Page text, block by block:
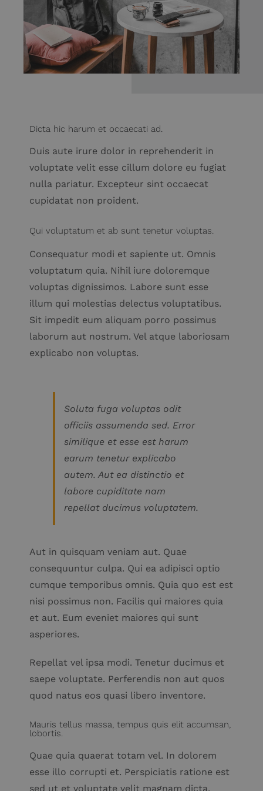
Dicta hic harum et occaecati ad.
Duis aute irure dolor in reprehenderit in
voluptate velit esse cillum dolore eu fugiat
nulla pariatur. Excepteur sint occaecat
cupidatat non proident.
Qui voluptatum et ab sunt tenetur voluptas.
Consequatur modi et sapiente ut. Omnis
voluptatum quia. Nihil iure doloremque
voluptas dignissimos. Labore sunt esse
illum qui molestias delectus voluptatibus.
Sit impedit eum aliquam porro possimus
laborum aut nostrum. Vel atque laboriosam
explicabo non voluptas.
Soluta fuga voluptas odit
officiis assumenda sed. Error
similique et esse est harum
earum tenetur explicabo
autem. Aut ea distinctio et
labore cupiditate nam
repellat ducimus voluptatem.
Aut in quisquam veniam aut. Quae
consequuntur culpa. Qui ea adipisci optio
cumque temporibus omnis. Quia quo est est
nisi possimus non. Facilis qui maiores quia
et aut. Eum eveniet maiores qui sunt
asperiores.
Repellat vel ipsa modi. Tenetur ducimus et
saepe voluptate. Perferendis non aut quos
quod natus eos quasi libero inventore.
Mauris tellus massa, tempus quis elit accumsan,
lobortis.
Quae quia quaerat totam vel. In dolorem
esse illo corrupti et. Perspiciatis ratione est
sed ut et voluptate velit magnam dicta.